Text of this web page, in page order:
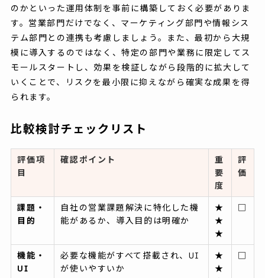
のかといった運用体制を事前に構築しておく必要がありま
す。営業部門だけでなく、マーケティング部門や情報シス
テム部門との連携も考慮しましょう。また、最初から大規
模に導入するのではなく、特定の部門や業務に限定してス
モールスタートし、効果を検証しながら段階的に拡大して
いくことで、リスクを最小限に抑えながら確実な成果を得
られます。
比較検討チェックリスト
評価項
目
確認ポイント
重
要
度
評
価
課題・
目的
自社の営業課題解決に特化した機
能があるか、導入目的は明確か
★
★
★
□
機能・
UI
必要な機能がすべて搭載され、UI
が使いやすいか
★
★
□